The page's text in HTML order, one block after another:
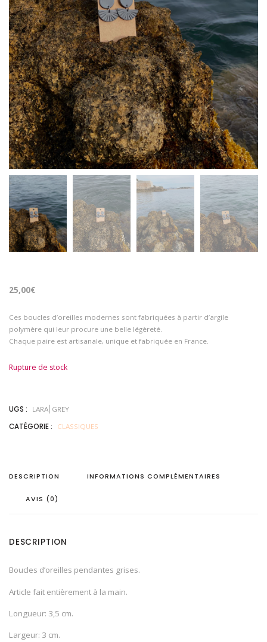
25,00€
Ces boucles d’oreilles modernes sont fabriquées à partir d’argile
polymère qui leur procure une belle légèreté.
Chaque paire est artisanale, unique et fabriquée en France.
Rupture de stock
UGS : LARA⎜GREY
CATÉGORIE : CLASSIQUES
DESCRIPTION INFORMATIONS COMPLÉMENTAIRES
AVIS (0)
DESCRIPTION
Boucles d’oreilles pendantes grises.
Article fait entièrement à la main.
Longueur: 3,5 cm.
Largeur: 3 cm.